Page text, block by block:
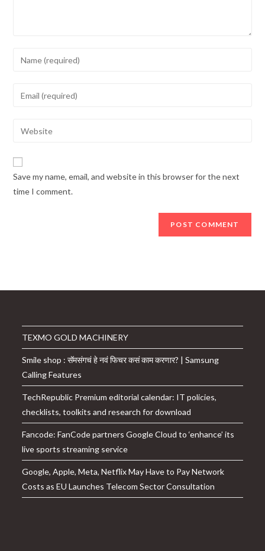
to
address
comment
website
URL
Save my name, email, and website in this browser for the next
time I comment.
TEXMO GOLD MACHINERY
Smile shop : सॅमसंगचं हे नवं फिचर कसं काम करणार? | Samsung
Calling Features
TechRepublic Premium editorial calendar: IT policies,
checklists, toolkits and research for download
Fancode: FanCode partners Google Cloud to ‘enhance’ its
live sports streaming service
Google, Apple, Meta, Netflix May Have to Pay Network
Costs as EU Launches Telecom Sector Consultation